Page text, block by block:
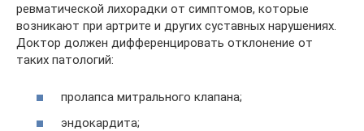
ревматической лихорадки от симптомов, которые
возникают при артрите и других суставных нарушениях.
Доктор должен дифференцировать отклонение от
таких патологий:
пролапса митрального клапана;
эндокардита;